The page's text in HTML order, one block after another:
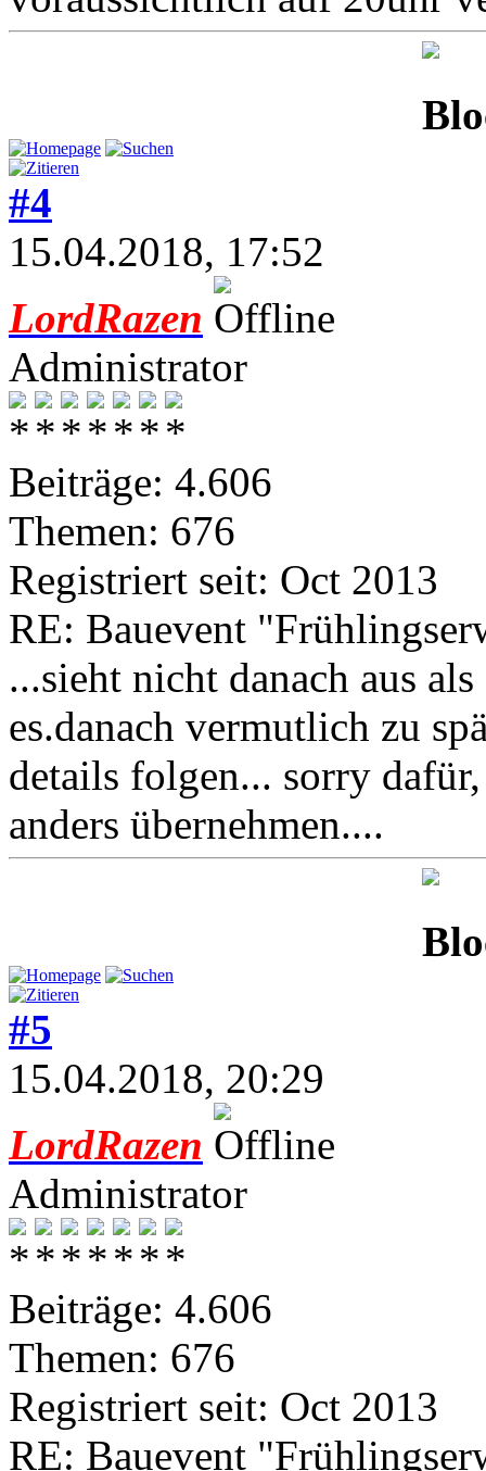
#4
15.04.2018, 17:52
LordRazen
Administrator
Beiträge: 4.606
Themen: 676
Registriert seit: Oct 2013
RE: Bauevent
...sieht nicht danach aus
es.danach vermutlich zu
details folgen... sorry
anders übernehmen....
#5
15.04.2018, 20:29
LordRazen
Administrator
Beiträge: 4.606
Themen: 676
Registriert seit: Oct 2013
RE: Bauevent